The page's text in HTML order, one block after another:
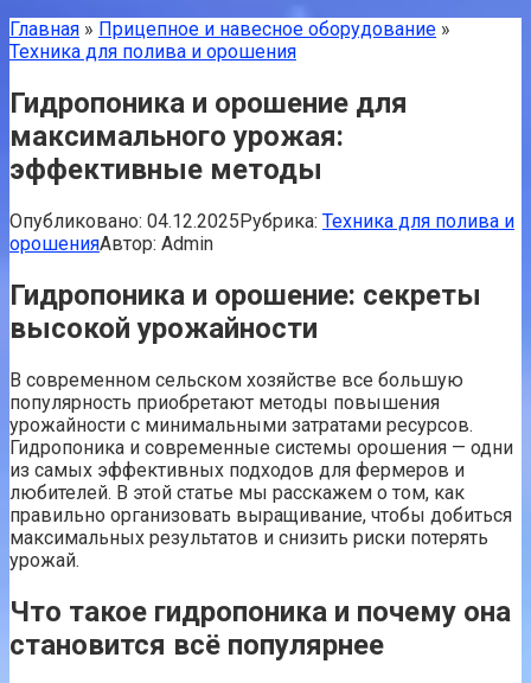
Главная » Прицепное и навесное оборудование »
Техника для полива и орошения
Гидропоника и орошение для
максимального урожая:
эффективные методы
Опубликовано: 04.12.2025Рубрика: Техника для полива и
орошенияАвтор: Admin
Гидропоника и орошение: секреты
высокой урожайности
В современном сельском хозяйстве все большую
популярность приобретают методы повышения
урожайности с минимальными затратами ресурсов.
Гидропоника и современные системы орошения — одни
из самых эффективных подходов для фермеров и
любителей. В этой статье мы расскажем о том, как
правильно организовать выращивание, чтобы добиться
максимальных результатов и снизить риски потерять
урожай.
Что такое гидропоника и почему она
становится всё популярнее